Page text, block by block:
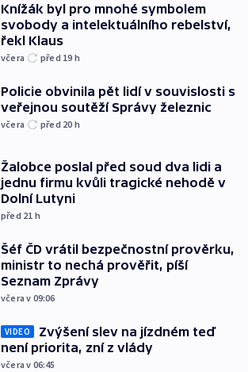
Knížák byl pro mnohé symbolem
svobody a intelektuálního rebelství,
řekl Klaus
včera před 19 h
Policie obvinila pět lidí v souvislosti s
veřejnou soutěží Správy železnic
včera před 20 h
Žalobce poslal před soud dva lidi a
jednu firmu kvůli tragické nehodě v
Dolní Lutyni
před 21 h
Šéf ČD vrátil bezpečnostní prověrku,
ministr to nechá prověřit, píší
Seznam Zprávy
včera v 09:06
VIDEO
Zvýšení slev na jízdném teď
není priorita, zní z vlády
včera v 06:45